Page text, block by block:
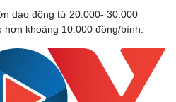
dao động từ 20.000- 30.000
khoảng 10.000 đồng/bình.